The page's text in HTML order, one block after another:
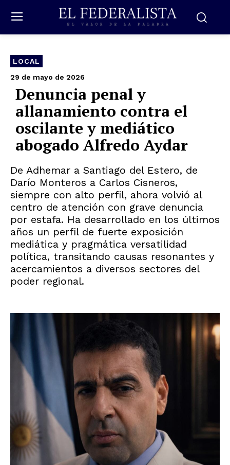
LOCAL
29 de mayo de 2026
Denuncia penal y
allanamiento contra el
oscilante y mediático
abogado Alfredo Aydar
De Adhemar a Santiago del Estero, de
Darío Monteros a Carlos Cisneros,
siempre con alto perfil, ahora volvió al
centro de atención con grave denuncia
por estafa. Ha desarrollado en los últimos
años un perfil de fuerte exposición
mediática y pragmática versatilidad
política, transitando causas resonantes y
acercamientos a diversos sectores del
poder regional.